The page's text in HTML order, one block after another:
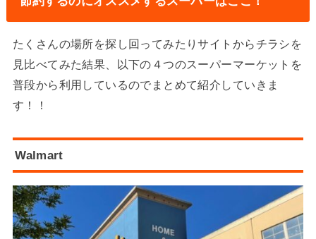
たくさんの場所を探し回ってみたりサイトからチラシを
見比べてみた結果、以下の４つのスーパーマーケットを
普段から利用しているのでまとめて紹介していきま
す！！
Walmart